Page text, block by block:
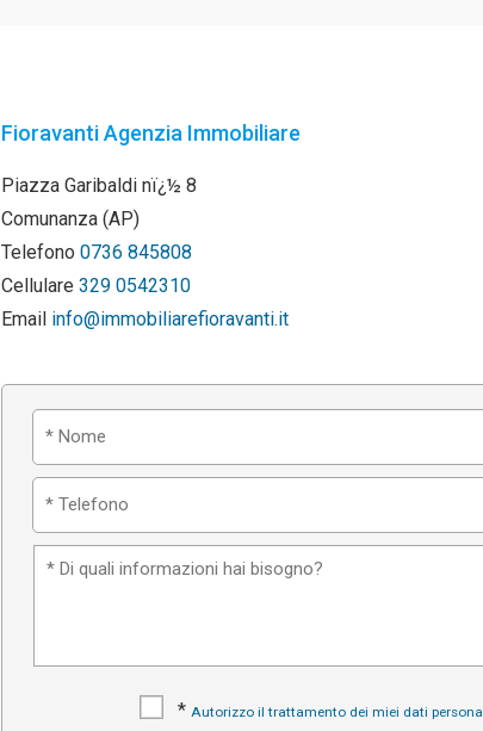
Fioravanti Agenzia Immobiliare
Piazza Garibaldi nï¿½ 8
Comunanza (AP)
Telefono0736 845808
Cellulare329 0542310
Email info@immobiliarefioravanti.it
*Autorizzo il trattamento dei miei dati